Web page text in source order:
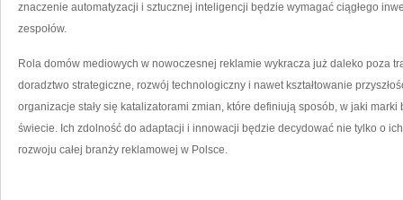
znaczenie automatyzacji i sztucznej inteligencji będzie wymagać ciągłego
zespołów.
Rola domów mediowych w nowoczesnej reklamie wykracza już daleko poza
doradztwo strategiczne, rozwój technologiczny i nawet kształtowanie
organizacje stały się katalizatorami zmian, które definiują sposób, w jaki
świecie. Ich zdolność do adaptacji i innowacji będzie decydować nie tylko o
rozwoju całej branży reklamowej w Polsce.